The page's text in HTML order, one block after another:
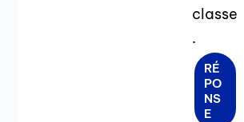
classe
.
RÉ
PO
NS
E